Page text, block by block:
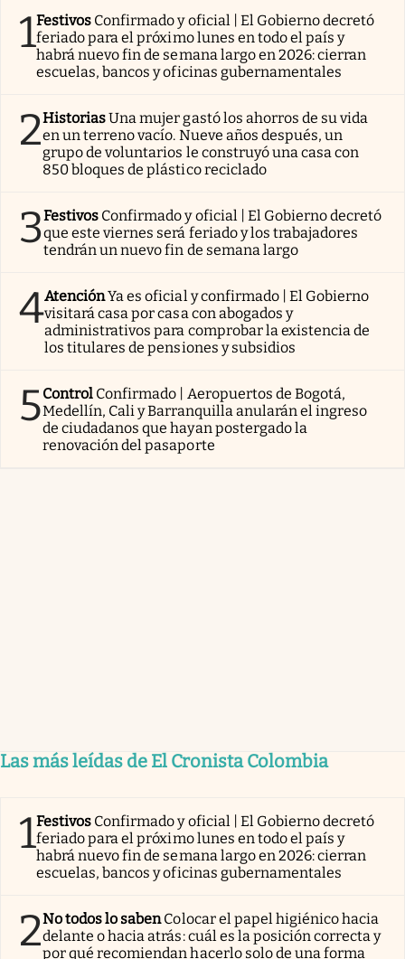
1Festivos Confirmado y oficial | El Gobierno decretó
feriado para el próximo lunes en todo el país y
habrá nuevo fin de semana largo en 2026: cierran
escuelas, bancos y oficinas gubernamentales
2HistoriasUna mujer gastó los ahorros de su vida
en un terreno vacío. Nueve años después, un
grupo de voluntarios le construyó una casa con
850 bloques de plástico reciclado
3Festivos Confirmado y oficial | El Gobierno decretó
que este viernes será feriado y los trabajadores
tendrán un nuevo fin de semana largo
4AtenciónYa es oficial y confirmado | El Gobierno
visitará casa por casa con abogados y
administrativos para comprobar la existencia de
los titulares de pensiones y subsidios
5Control Confirmado | Aeropuertos de Bogotá,
Medellín, Cali y Barranquilla anularán el ingreso
de ciudadanos que hayan postergado la
renovación del pasaporte
Las más leídas de El Cronista Colombia
1Festivos Confirmado y oficial | El Gobierno decretó
feriado para el próximo lunes en todo el país y
habrá nuevo fin de semana largo en 2026: cierran
escuelas, bancos y oficinas gubernamentales
2No todos lo sabenColocar el papel higiénico hacia
delante o hacia atrás: cuál es la posición correcta y
por qué recomiendan hacerlo solo de una forma